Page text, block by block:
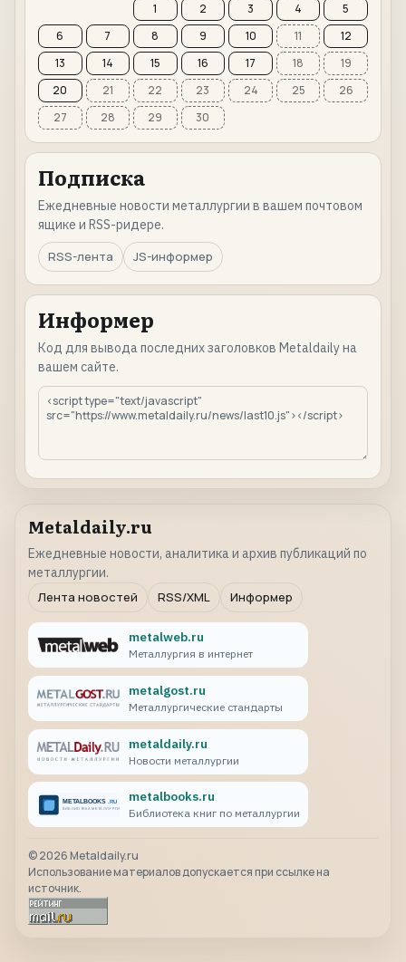
1 2 3 4
5
6
7 8 9 10 11
12
13
14 15 16 17 18
19
20
21 22 23 24 25
26
27
28 29 30
Подписка
Ежедневные новости металлургии в вашем почтовом
ящике и RSS-ридере.
RSS-лента
JS-информер
Информер
Код для вывода последних заголовков Metaldaily на
вашем сайте.
Metaldaily.ru
Ежедневные новости, аналитика и архив публикаций по
металлургии.
Лента новостей
RSS/XML Информер
metalweb.ru
Металлургия в интернет
metalgost.ru
Металлургические стандарты
metaldaily.ru
Новости металлургии
metalbooks.ru
Библиотека книг по металлургии
©2026 Metaldaily.ru
Использование материалов допускается при ссылке на
источник.